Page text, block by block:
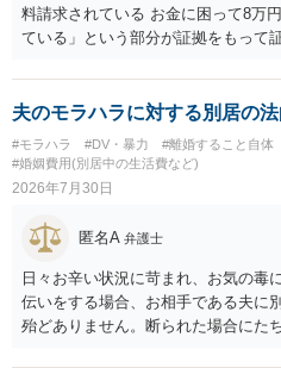
料請求されている お金に困って8万
ている」という部分が証拠をもって
ょう。 既に弁護士にご依頼されて
護士と打ち合わせの末どのように対
夫のモラハラに対する別居の
#モラハラ #DV・暴力 #離婚すること自体
#婚姻費用(別居中の生活費など)
2026年7月30日
匿名A 弁護士
日々お辛い状況に苛まれ、お気の毒
伝いをする場合、お相手である夫に
殆どありません。断られた場合にた